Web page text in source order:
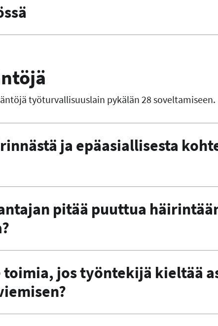
työturvallisuuslain pykälän 28 soveltamiseen.
ja epäasiallisesta
pitää puuttua
toimia, jos työntekijä kieltää